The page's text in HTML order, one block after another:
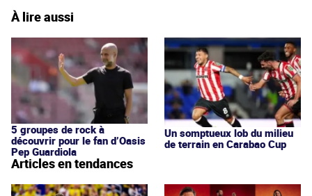
À lire aussi
5 groupes de rock à
découvrir pour le fan d’Oasis
Pep Guardiola
Un somptueux lob du milieu
de terrain en Carabao Cup
Articles en tendances